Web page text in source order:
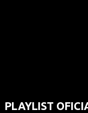
PLAYLIST